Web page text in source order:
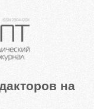
на